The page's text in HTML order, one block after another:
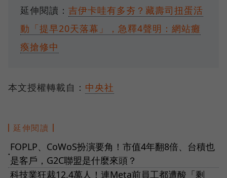
延伸閱讀： 吉伊卡哇有多夯？藏壽司扭蛋活
動「提早20天落幕」，急釋4聲明：網站癱
瘓搶修中
本文授權轉載自： 中央社
延伸閱讀
●
FOPLP、CoWoS扮演要角！市值4年翻8倍、台積也
是客戶，G2C聯盟是什麼來頭？
科技業狂裁12.4萬人！連Meta前員工都遭酸「剩